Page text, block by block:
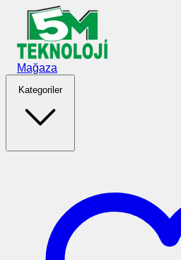
Ana içeriğe geç
Mağaza
Kategoriler